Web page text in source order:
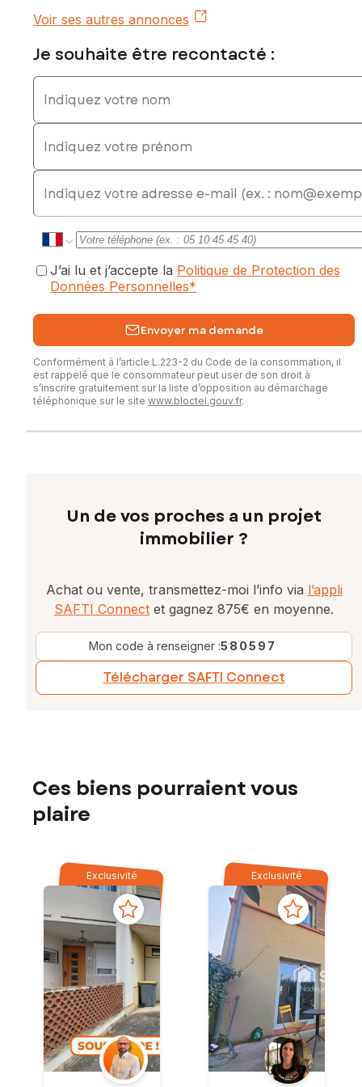
Voir ses autres annonces
Je souhaite être recontacté :
Indiquez votre nom
Indiquez votre prénom
E-mail
J’ai lu et j’accepte la Politique de Protection des
Données Personnelles*
Envoyer ma demande
Conformément à l’article L.223-2 du Code de la consommation, il
est rappelé que le consommateur peut user de son droit à
s’inscrire gratuitement sur la liste d’opposition au démarchage
téléphonique sur le site www.bloctel.gouv.fr.
Un de vos proches a un projet
immobilier ?
Achat ou vente, transmettez-moi l’info via l’appli
SAFTI Connect et gagnez 875€ en moyenne.
Mon code à renseigner :580597
Télécharger SAFTI Connect
Ces biens pourraient vous
plaire
Exclusivité Exclusivité